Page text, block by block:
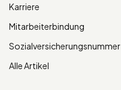
Karriere
Mitarbeiterbindung
Sozialversicherungsnummer
Alle Artikel